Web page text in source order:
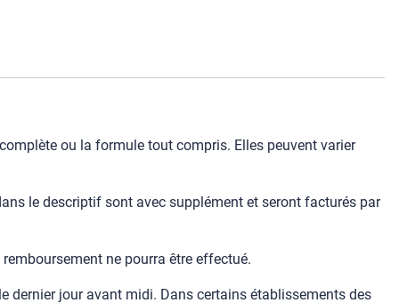
ou la formule tout compris. Elles peuvent varier
le descriptif sont avec supplément et seront facturés par
ne pourra être effectué.
dernier jour avant midi. Dans certains établissements des